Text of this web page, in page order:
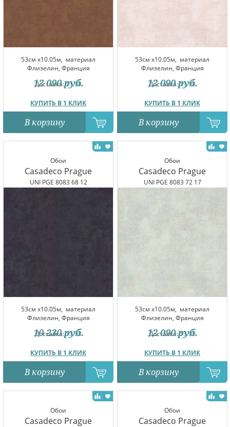
53см x10.05м, материал
Флизелин, Франция
Доставка:13.08
КУПИТЬ В 1 КЛИК
12 090 руб.
В корзину
53см x10.05м, материал
Флизелин, Франция
Доставка:13.08
КУПИТЬ В 1 КЛИК
12 090 руб.
В корзину
Обои
Casadeco Prague
UNI PGE 8083 68 12
53см x10.05м, материал
Флизелин, Франция
Доставка:13.08
КУПИТЬ В 1 КЛИК
10 230 руб.
В корзину
Обои
Casadeco Prague
UNI PGE 8083 72 17
53см x10.05м, материал
Флизелин, Франция
Доставка:13.08
КУПИТЬ В 1 КЛИК
12 090 руб.
В корзину
Обои
Casadeco Prague
Обои
Casadeco Prague